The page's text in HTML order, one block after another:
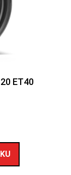
ET40